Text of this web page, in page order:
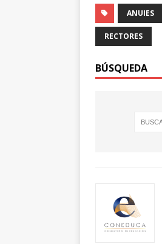
ANUIES
RECTORES
BÚSQUEDA